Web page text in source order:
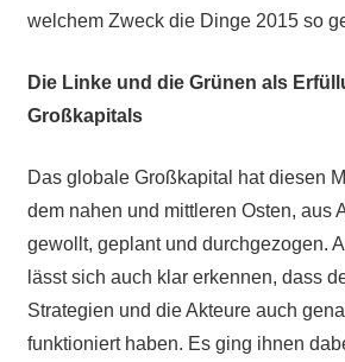
welchem Zweck die Dinge 2015 so
Die Linke und die Grünen als
Großkapitals
Das globale Großkapital hat diesen
dem nahen und mittleren Osten, aus
gewollt, geplant und durchgezogen.
lässt sich auch klar erkennen, dass
Strategien und die Akteure auch
funktioniert haben. Es ging ihnen